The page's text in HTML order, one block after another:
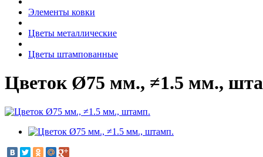
Элементы ковки
Цветы металлические
Цветы штампованные
Цветок Ø75 мм., ≠1.5 мм.,